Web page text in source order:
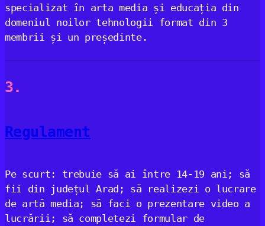
specializat în arta media și educația din
domeniul noilor tehnologii format din 3
membrii și un președinte.
3.
Regulament
Pe scurt: trebuie să ai între 14-19 ani; să
fii din județul Arad; să realizezi o lucrare
de artă media; să faci o prezentare video a
lucrării; să completezi formular de